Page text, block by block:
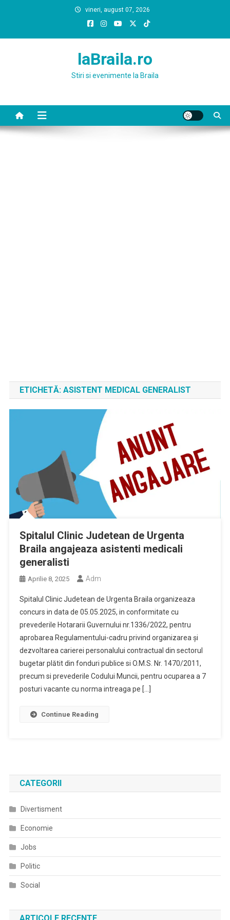
vineri, august 07, 2026
laBraila.ro
Stiri si evenimente la Braila
ETICHETĂ: ASISTENT MEDICAL GENERALIST
Spitalul Clinic Judetean de Urgenta
Braila angajeaza asistenti medicali
generalisti
Aprilie 8, 2025 Adm
Spitalul Clinic Judetean de Urgenta Braila organizeaza
concurs in data de 05.05.2025, in conformitate cu
prevederile Hotararii Guvernului nr.1336/2022, pentru
aprobarea Regulamentului-cadru privind organizarea şi
dezvoltarea carierei personalului contractual din sectorul
bugetar plătit din fonduri publice si O.M.S. Nr. 1470/2011,
precum si prevederile Codului Muncii, pentru ocuparea a 7
posturi vacante cu norma intreaga pe […]
Continue Reading
CATEGORII
Divertisment
Economie
Jobs
Politic
Social
ARTICOLE RECENTE